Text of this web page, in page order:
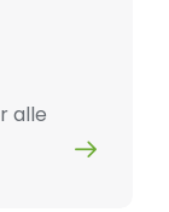
alle